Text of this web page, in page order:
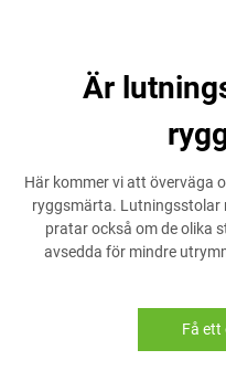
Är
Här kommer vi att överväga
ryggsmärta. Lutningsstolar
pratar också om de olika
avsedda för mindre
Få